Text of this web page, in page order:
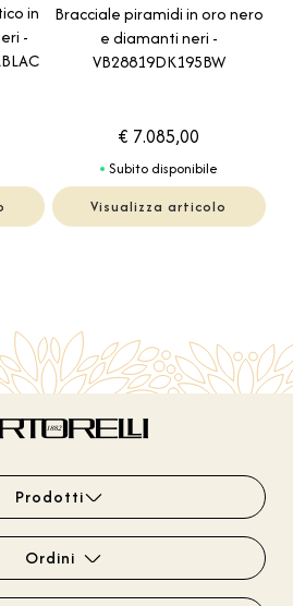
in
-
Bracciale piramidi in oro nero
e diamanti neri -
VB28819DK195BW
€ 7.085,00
Subito disponibile
Visualizza articolo
Prodotti
Ordini